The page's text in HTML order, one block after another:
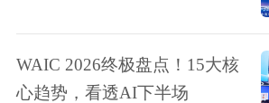
WAIC 2026终极盘点！15大核
心趋势，看透AI下半场